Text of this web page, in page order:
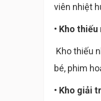
viên nhiệt
• Kho thiếu
Kho thiếu
bé, phim
• Kho giải